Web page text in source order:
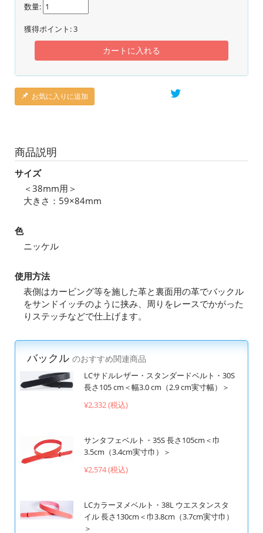
数量:
獲得ポイント:3
カートに入れる
お気に入りに追加
商品説明
サイズ
＜38mm用＞
大きさ：59×84mm
色
ニッケル
使用方法
表側はカービング等を施した革と裏面用の革でバックル
をサンドイッチのように挟み、周りをレースでかがった
りステッチなどで仕上げます。
バックル のおすすめ関連商品
LCサドルレザー・スタンダードベルト・30S
長さ105 cm＜幅3.0 cm（2.9 cm実寸幅）＞
¥2,332 (税込)
サンタフェベルト・35S 長さ105cm＜巾
3.5cm（3.4cm実寸巾）＞
¥2,574 (税込)
LCカラーヌメベルト・38L ウエスタンスタ
イル 長さ130cm＜巾3.8cm（3.7cm実寸巾）
＞